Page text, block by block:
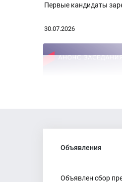
Первые кандидаты
30.07.2026
Анонс заседания ТИК
21.07.2026Объявления
Объявлен сбор